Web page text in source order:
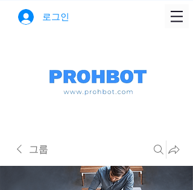
로그인
그룹